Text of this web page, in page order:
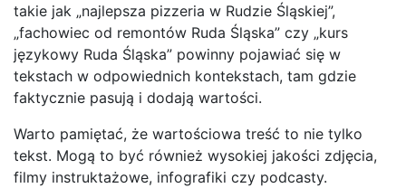
takie jak „najlepsza pizzeria w Rudzie Śląskiej”,
„fachowiec od remontów Ruda Śląska” czy „kurs
językowy Ruda Śląska” powinny pojawiać się w
tekstach w odpowiednich kontekstach, tam gdzie
faktycznie pasują i dodają wartości.
Warto pamiętać, że wartościowa treść to nie tylko
tekst. Mogą to być również wysokiej jakości zdjęcia,
filmy instruktażowe, infografiki czy podcasty.